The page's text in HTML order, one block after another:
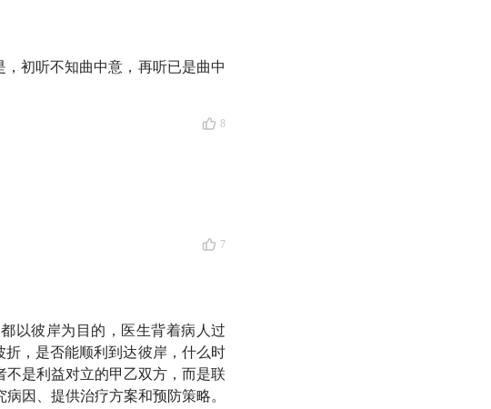
这几十年 ICU 经历中，最触动
都想象不出第三部书写什么，因
知行小酒馆的B站、小红书、抖
初听不知曲中意，再听已是曲中
8
7
以彼岸为目的，医生背着病人过
，是否能顺利到达彼岸，什么时
是利益对立的甲乙双方，而是联
因、提供治疗方案和预防策略。